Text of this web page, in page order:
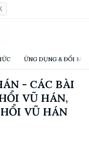
ỨNG DỤNG & ĐỔI
- CÁC BÀI
VŨ HÁN,
VŨ HÁN